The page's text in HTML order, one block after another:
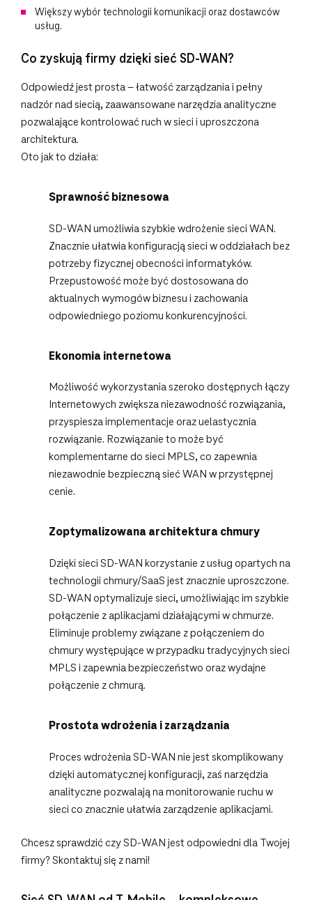
Większy wybór technologii komunikacji oraz dostawców
usług.
Co zyskują firmy dzięki sieć SD-WAN?
Odpowiedź jest prosta – łatwość zarządzania i pełny
nadzór nad siecią, zaawansowane narzędzia analityczne
pozwalające kontrolować ruch w sieci i uproszczona
architektura.
Oto jak to działa:
Sprawność biznesowa
SD-WAN umożliwia szybkie wdrożenie sieci WAN.
Znacznie ułatwia konfiguracją sieci w oddziałach bez
potrzeby fizycznej obecności informatyków.
Przepustowość może być dostosowana do
aktualnych wymogów biznesu i zachowania
odpowiedniego poziomu konkurencyjności.
Ekonomia internetowa
Możliwość wykorzystania szeroko dostępnych łączy
Internetowych zwiększa niezawodność rozwiązania,
przyspiesza implementacje oraz uelastycznia
rozwiązanie. Rozwiązanie to może być
komplementarne do sieci MPLS, co zapewnia
niezawodnie bezpieczną sieć WAN w przystępnej
cenie.
Zoptymalizowana architektura chmury
Dzięki sieci SD-WAN korzystanie z usług opartych na
technologii chmury/SaaS jest znacznie uproszczone.
SD-WAN optymalizuje sieci, umożliwiając im szybkie
połączenie z aplikacjami działającymi w chmurze.
Eliminuje problemy związane z połączeniem do
chmury występujące w przypadku tradycyjnych sieci
MPLS i zapewnia bezpieczeństwo oraz wydajne
połączenie z chmurą.
Prostota wdrożenia i zarządzania
Proces wdrożenia SD-WAN nie jest skomplikowany
dzięki automatycznej konfiguracji, zaś narzędzia
analityczne pozwalają na monitorowanie ruchu w
sieci co znacznie ułatwia zarządzenie aplikacjami.
Chcesz sprawdzić czy SD-WAN jest odpowiedni dla Twojej
firmy? Skontaktuj się z nami!